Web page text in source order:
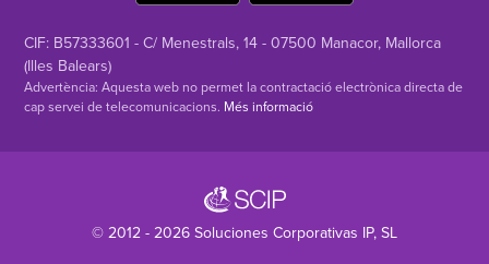
CIF: B57333601 - C/ Menestrals, 14 - 07500 Manacor, Mallorca
(Illes Balears)
Advertència: Aquesta web no permet la contractació electrònica directa de
cap servei de telecomunicacions. Més informació
© 2012 - 2026 Soluciones Corporativas IP, SL